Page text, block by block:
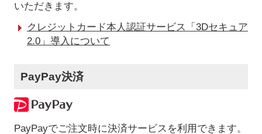
いただきます。
クレジットカード本人認証サービス「3Dセキュア
2.0」導入について
PayPay決済
PayPayでご注文時に決済サービスを利用できます。